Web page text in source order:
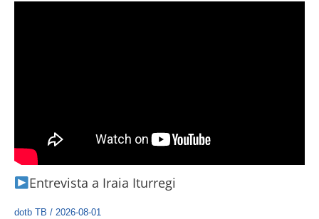
Entrevista a Iraia Iturregi
dotb TB / 2026-08-01